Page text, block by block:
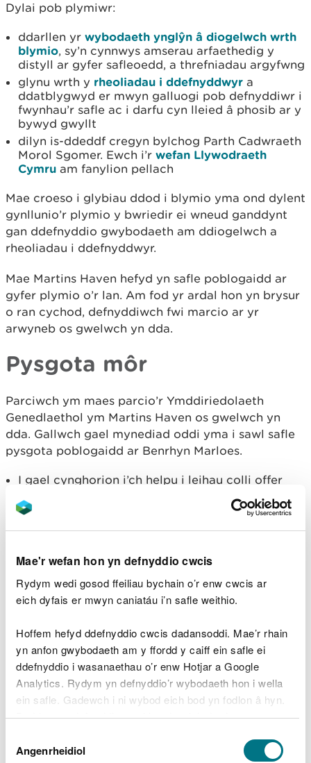
Mae'r wefan hon yn defnyddio cwcis
Rydym wedi gosod ffeiliau bychain o’r enw cwcis ar
eich dyfais er mwyn caniatáu i’n safle weithio.
Hoffem hefyd ddefnyddio cwcis dadansoddi. Mae’r rhain
yn anfon gwybodaeth am y ffordd y caiff ein safle ei
ddefnyddio i wasanaethau o’r enw Hotjar a Google
Analytics. Rydym yn defnyddio’r wybodaeth hon i wella
ein safle. Gadewch i ni wybod eich bod yn fodlon â hyn.
Byddwn yn defnyddio cwci i gadw eich dewis.
Gellirdarllen mwy am ein cwcis cyn i chi ddewis.
Caniatâd
Angenrheidiol
Dylai pob plymiwr:
ddarllen yr wybodaeth ynglŷn â diogelwch wrth
blymio, sy’n cynnwys amserau arfaethedig y
distyll ar gyfer safleoedd, a threfniadau argyfwng
glynu wrth y rheoliadau i ddefnyddwyr a
ddatblygwyd er mwyn galluogi pob defnyddiwr i
fwynhau’r safle ac i darfu cyn lleied â phosib ar y
bywyd gwyllt
dilyn is-ddeddf cregyn bylchog Parth Cadwraeth
Morol Sgomer. Ewch i’r wefan Llywodraeth
Cymru am fanylion pellach
Mae croeso i glybiau ddod i blymio yma ond dylent
gynllunio’r plymio y bwriedir ei wneud ganddynt
gan ddefnyddio gwybodaeth am ddiogelwch a
rheoliadau i ddefnyddwyr.
Mae Martins Haven hefyd yn safle poblogaidd ar
gyfer plymio o’r lan. Am fod yr ardal hon yn brysur
o ran cychod, defnyddiwch fwi marcio ar yr
arwyneb os gwelwch yn dda.
Pysgota môr
Parciwch ym maes parcio’r Ymddiriedolaeth
Genedlaethol ym Martins Haven os gwelwch yn
dda. Gallwch gael mynediad oddi yma i sawl safle
pysgota poblogaidd ar Benrhyn Marloes.
I gael cynghorion i’ch helpu i leihau colli offer
Cynghorion Pysgota. Cafodd y
daflen hon ei
chynhyrchu gan Neptune’s Army of Rubbish
Cleaners, grŵp gwirfoddol o blymwyr sydd ar
mewn cyflwr dilychwin
Peidiwch â gadael dim sbwriel ar eich ôl os
gwelwch yn dda – ceir biniau pysgota ar gyfer
offer sydd wedi torri neu sy’n strae ym Martins
Glynwch wrth yrheoliadau i ddefnyddwyr os
gwelwch yn dda